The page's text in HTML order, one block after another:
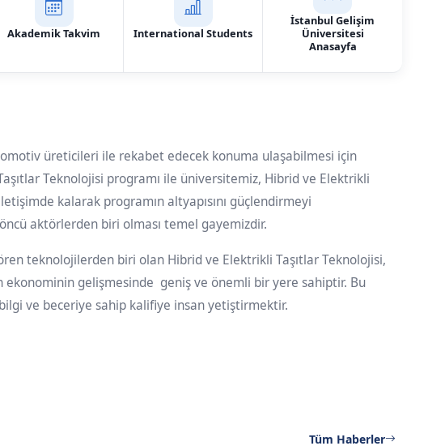
Akademik Takvim International Students
İstanbul Gelişim
Üniversitesi
Anasayfa
üreticileri ile rekabet edecek konuma ulaşabilmesi için
Teknolojisi programı ile üniversitemiz, Hibrid ve Elektrikli
kalarak programın altyapısını güçlendirmeyi
aktörlerden biri olması temel gayemizdir.
teknolojilerden biri olan Hibrid ve Elektrikli Taşıtlar Teknolojisi,
gelişmesinde geniş ve önemli bir yere sahiptir. Bu
ve beceriye sahip kalifiye insan yetiştirmektir.
Tüm Haberler